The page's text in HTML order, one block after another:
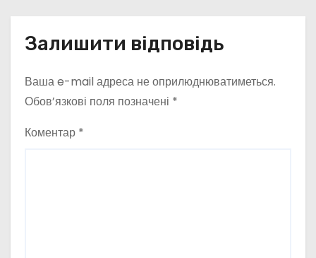
Залишити відповідь
Ваша e-mail адреса не оприлюднюватиметься.
Обов’язкові поля позначені *
Коментар *